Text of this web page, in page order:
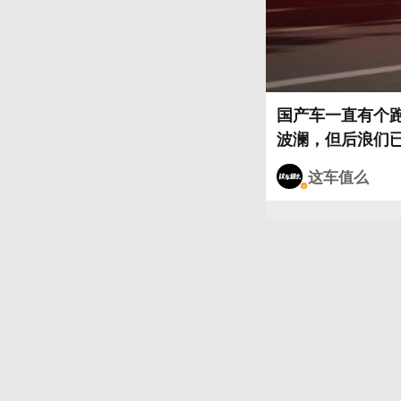
国产车一直有个
波澜，但后浪们
# ​
这车值么